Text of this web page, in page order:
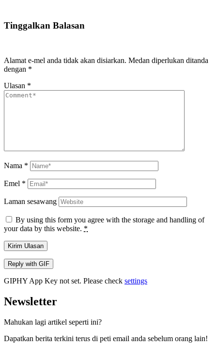
Tinggalkan Balasan
Alamat e-mel anda tidak akan disiarkan. Medan diperlukan ditanda
dengan *
Ulasan *
Nama *
Emel *
Laman sesawang
By using this form you agree with the storage and handling of
your data by this website. *
Kirim Ulasan
Reply with GIF
GIPHY App Key not set. Please check settings
Newsletter
Mahukan lagi artikel seperti ini?
Dapatkan berita terkini terus di peti email anda sebelum orang lain!